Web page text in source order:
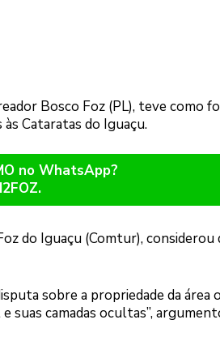
Bosco Foz (PL), teve como
Cataratas do Iguaçu.
no WhatsApp?
do Iguaçu (Comtur), considerou
sobre a propriedade da área
suas camadas ocultas”,